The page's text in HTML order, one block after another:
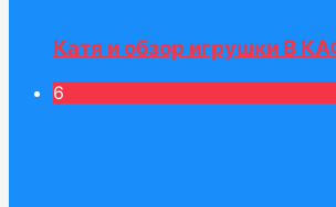
Катя и обзор игрушки В
6